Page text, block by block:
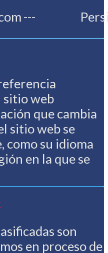
---
sitio web
que cambia
sitio web se
como su idioma
en la que se
son
en proceso de